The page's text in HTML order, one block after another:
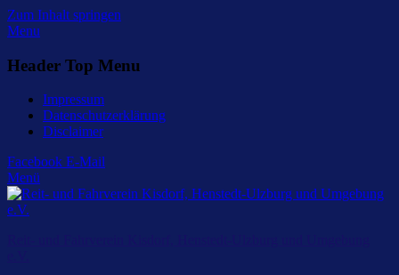
Zum Inhalt springen
Menu
Header Top Menu
Impressum
Datenschutzerklärung
Disclaimer
Facebook E-Mail
Menü